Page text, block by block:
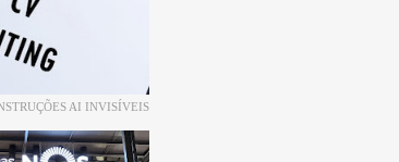
AI INVISÍVEIS